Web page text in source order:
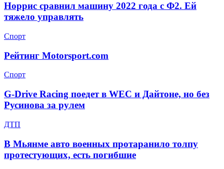
Норрис сравнил машину 2022 года с Ф2. Ей
тяжело управлять
Спорт
Рейтинг Motorsport.com
Спорт
G-Drive Racing поедет в WEC и Дайтоне, но без
Русинова за рулем
ДТП
В Мьянме авто военных протаранило толпу
протестующих, есть погибшие